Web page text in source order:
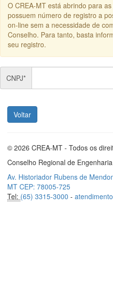
O CREA-MT está abrindo para
possuem número de registro a
on-line sem a necessidade de
Conselho. Para tanto, basta
seu registro.
CNPJ*
Voltar
© 2026 CREA-MT - Todos os
Conselho Regional de
Av. Historiador Rubens de
MT CEP: 78005-725
Tel: (65) 3315-3000 -